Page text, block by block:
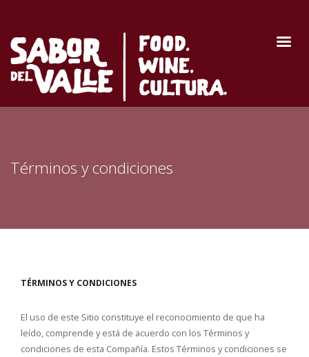
Términos y condiciones
TÉRMINOS Y CONDICIONES
El uso de este Sitio constituye el reconocimiento de que ha
leído, comprende y está de acuerdo con los Términos y
condiciones de esta Compañía. Estos Términos y condiciones se